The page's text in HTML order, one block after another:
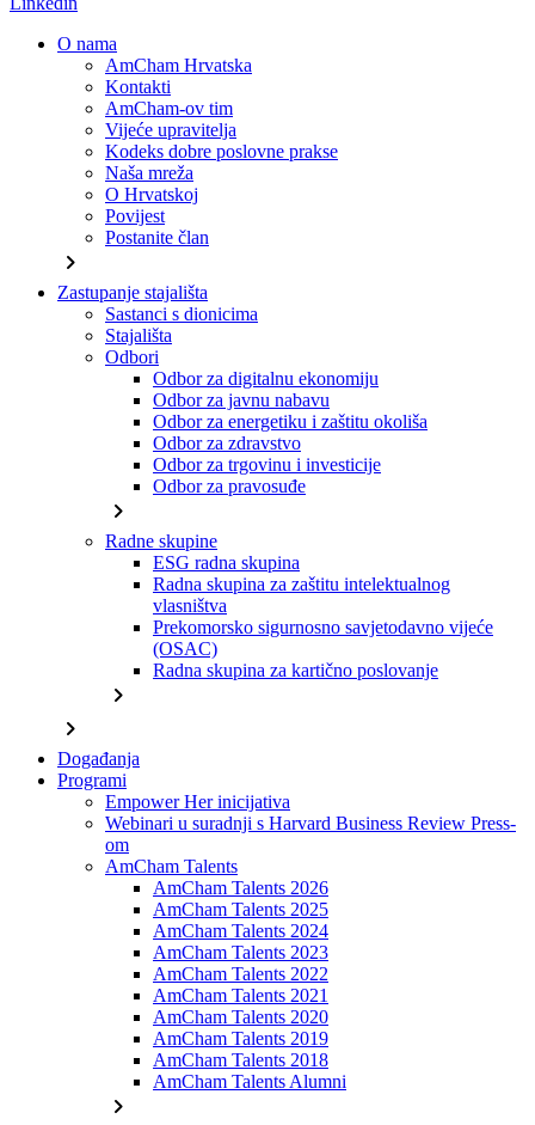
O nama
AmCham Hrvatska
Kontakti
AmCham-ov tim
Vijeće upravitelja
Kodeks dobre poslovne prakse
Naša mreža
O Hrvatskoj
Povijest
Postanite član
chevron_right
Zastupanje stajališta
Sastanci s dionicima
Stajališta
Odbori
Odbor za digitalnu ekonomiju
Odbor za javnu nabavu
Odbor za energetiku i zaštitu okoliša
Odbor za zdravstvo
Odbor za trgovinu i investicije
Odbor za pravosuđe
chevron_right
Radne skupine
ESG radna skupina
Radna skupina za zaštitu intelektualnog
vlasništva
Prekomorsko sigurnosno savjetodavno vijeće
(OSAC)
Radna skupina za kartično poslovanje
chevron_right
chevron_right
Događanja
Programi
Empower Her inicijativa
Webinari u suradnji s Harvard Business Review Press-
om
AmCham Talents
AmCham Talents 2026
AmCham Talents 2025
AmCham Talents 2024
AmCham Talents 2023
AmCham Talents 2022
AmCham Talents 2021
AmCham Talents 2020
AmCham Talents 2019
AmCham Talents 2018
AmCham Talents Alumni
chevron_right